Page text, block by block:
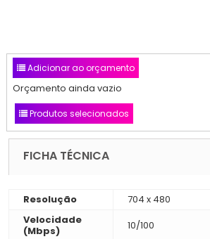
Adicionar ao orçamento
Orçamento ainda vazio
Produtos selecionados
FICHA TÉCNICA
Resolução
704 x 480
Velocidade
(Mbps)
10/100